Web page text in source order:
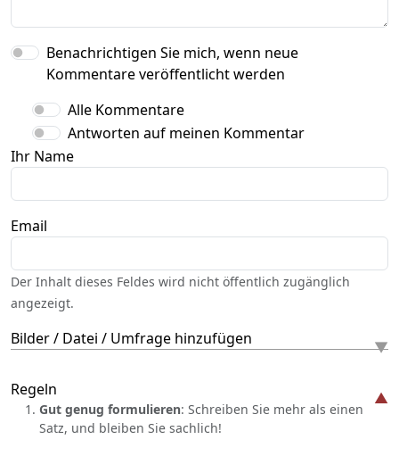
Benachrichtigen Sie mich, wenn neue
Kommentare veröffentlicht werden
Alle Kommentare
Antworten auf meinen Kommentar
Ihr Name
Email
Der Inhalt dieses Feldes wird nicht öffentlich zugänglich
angezeigt.
Bilder / Datei / Umfrage hinzufügen
Regeln
Gut genug formulieren: Schreiben Sie mehr als einen
Satz, und bleiben Sie sachlich!